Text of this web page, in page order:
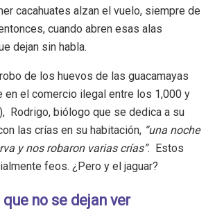
cacahuates alzan el vuelo, siempre de
cuando abren esas alas
dejan sin habla.
de los huevos de las guacamayas
en el comercio ilegal entre los 1,000 y
Rodrigo, biólogo que se dedica a su
las crías en su habitación, “una noche
y nos robaron varias crías”. Estos
feos. ¿Pero y el jaguar?
no se dejan ver